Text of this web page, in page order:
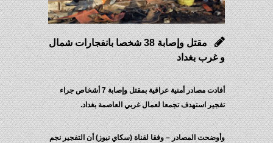
مقتل وإصابة 38 شخصا بانفجارات شمال
و غرب بغداد
أفادت مصادر أمنية عراقية بمقتل وإصابة 7 أشخاص جراء
تفجير استهدف تجمعا لعمال غربي العاصمة بغداد.
وأوضحت المصادر – وفقا لقناة (سكاي نيوز) أن التفجير نجم